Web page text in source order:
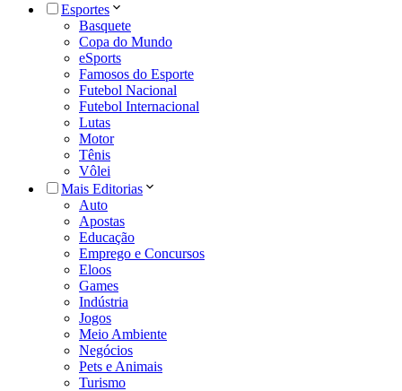
Esportes
Basquete
Copa do Mundo
eSports
Famosos do Esporte
Futebol Nacional
Futebol Internacional
Lutas
Motor
Tênis
Vôlei
Mais Editorias
Auto
Apostas
Educação
Emprego e Concursos
Eloos
Games
Indústria
Jogos
Meio Ambiente
Negócios
Pets e Animais
Turismo